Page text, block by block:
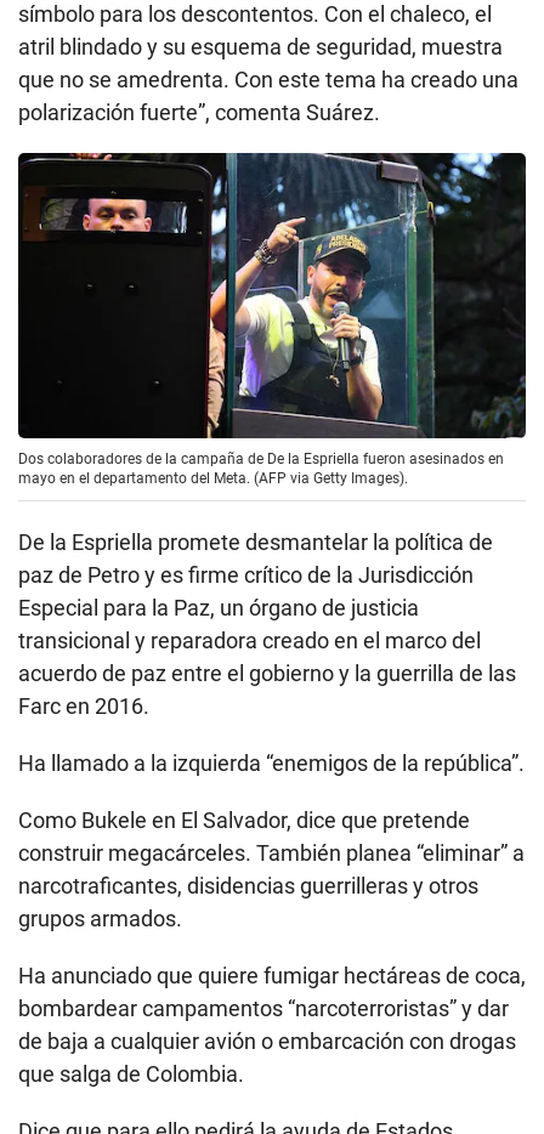
símbolo para los descontentos. Con el chaleco, el
atril blindado y su esquema de seguridad, muestra
que no se amedrenta. Con este tema ha creado una
polarización fuerte”, comenta Suárez.
Dos colaboradores de la campaña de De la Espriella fueron asesinados en
mayo en el departamento del Meta. (AFP via Getty Images).
De la Espriella promete desmantelar la política de
paz de Petro y es firme crítico de la Jurisdicción
Especial para la Paz, un órgano de justicia
transicional y reparadora creado en el marco del
acuerdo de paz entre el gobierno y la guerrilla de las
Farc en 2016.
Ha llamado a la izquierda “enemigos de la república”.
Como Bukele en El Salvador, dice que pretende
construir megacárceles. También planea “eliminar” a
narcotraficantes, disidencias guerrilleras y otros
grupos armados.
Ha anunciado que quiere fumigar hectáreas de coca,
bombardear campamentos “narcoterroristas” y dar
de baja a cualquier avión o embarcación con drogas
que salga de Colombia.